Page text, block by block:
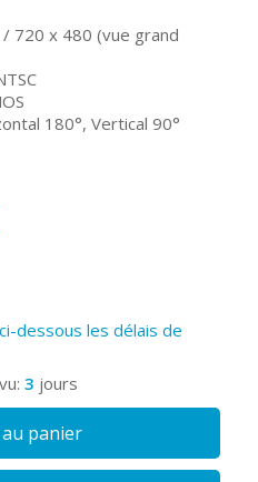
720 x 480 (vue grand
180°, Vertical 90°
dessous les délais de
3 jours
panier